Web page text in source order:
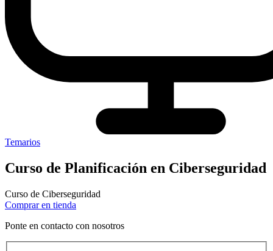
Temarios
Curso de Planificación en Ciberseguridad
Curso de Ciberseguridad
Comprar en tienda
Ponte en contacto con nosotros